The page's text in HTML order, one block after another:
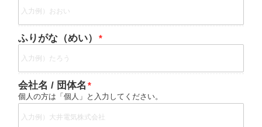
ふりがな（めい）
会社名 / 団体名
個人の方は「個人」と入力してください。